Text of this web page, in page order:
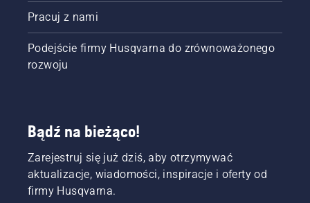
Pracuj z nami
Podejście firmy Husqvarna do zrównoważonego
rozwoju
Bądź na bieżąco!
Zarejestruj się już dziś, aby otrzymywać
aktualizacje, wiadomości, inspiracje i oferty od
firmy Husqvarna.